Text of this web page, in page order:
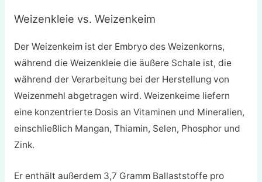
Weizenkleie vs. Weizenkeim
Der Weizenkeim ist der Embryo des Weizenkorns,
während die Weizenkleie die äußere Schale ist, die
während der Verarbeitung bei der Herstellung von
Weizenmehl abgetragen wird. Weizenkeime liefern
eine konzentrierte Dosis an Vitaminen und Mineralien,
einschließlich Mangan, Thiamin, Selen, Phosphor und
Zink.
Er enthält außerdem 3,7 Gramm Ballaststoffe pro